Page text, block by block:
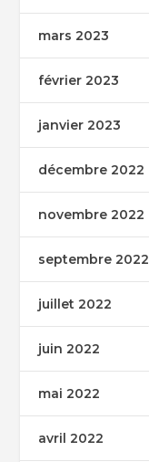
mars 2023
février 2023
janvier 2023
décembre 2022
novembre 2022
septembre 2022
juillet 2022
juin 2022
mai 2022
avril 2022